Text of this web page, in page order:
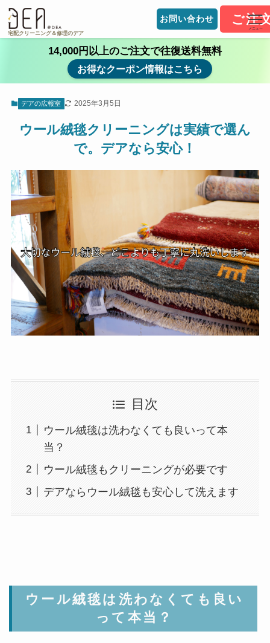
宅配クリーニング＆修理のデア
お問い合わせ ご注
メニュー
14,000円以上のご注文で往復送料無料
お得なクーポン情報はこちら
デアの広報室 2025年3月5日
ウール絨毯クリーニングは実績で選ん
で。デアなら安心！
目次
ウール絨毯は洗わなくても良いって本
当？
ウール絨毯もクリーニングが必要です
デアならウール絨毯も安心して洗えます
ウール絨毯は洗わなくても良い
って本当？